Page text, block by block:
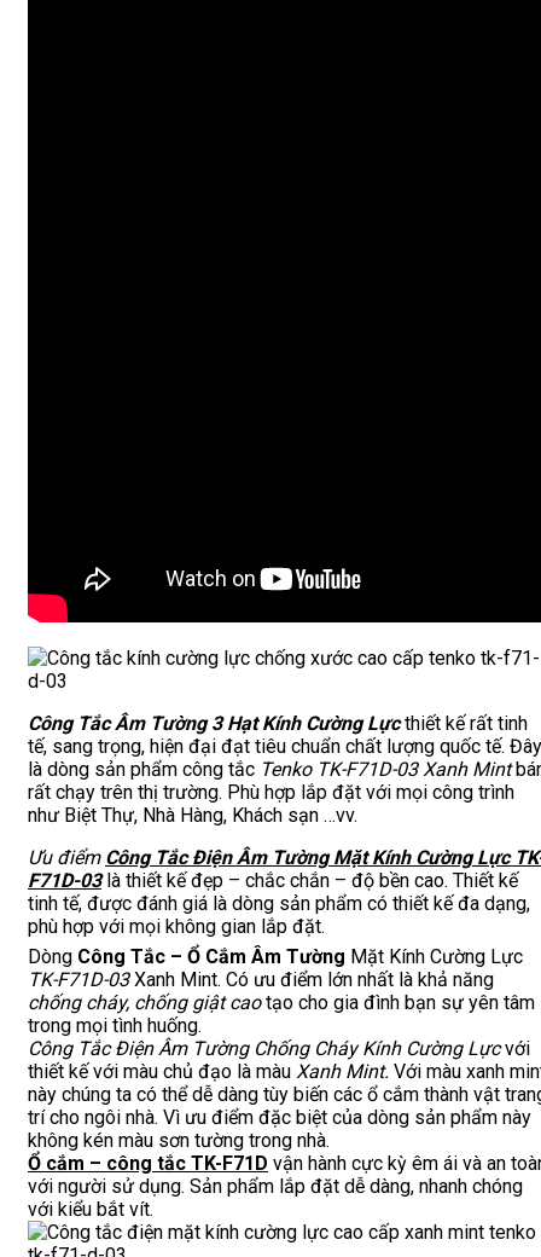
Công Tắc Âm Tường 3 Hạt Kính Cường Lựcthiết kế rất tinh
tế, sang trọng, hiện đại đạt tiêu chuẩn chất lượng quốc tế. Đây
là dòng sản phẩm công tắc Tenko TK-F71D-03 Xanh Mint
rất chạy trên thị trường. Phù hợp lắp đặt với mọi công trình
như Biệt Thự, Nhà Hàng, Khách sạn …vv.
Ưu điểm Công Tắc Điện Âm Tường Mặt Kính Cường Lực
F71D-03là thiết kế đẹp – chắc chắn – độ bền cao. Thiết kế
tinh tế, được đánh giá là dòng sản phẩm có thiết kế đa dạng,
phù hợp với mọi không gian lắp đặt.
Dòng Công Tắc – Ổ Cắm Âm Tường Mặt Kính Cường Lực
TK-F71D-03Xanh Mint. Có ưu điểm lớn nhất là khả năng
chống cháy, chống giật caotạo cho gia đình bạn sự yên tâm
trong mọi tình huống.
Công Tắc Điện Âm Tường Chống Cháy Kính Cường Lựcvới
thiết kế với màu chủ đạo là màu Xanh Mint. Với màu xanh
này chúng ta có thể dễ dàng tùy biến các ổ cắm thành vật
trí cho ngôi nhà. Vì ưu điểm đặc biệt của dòng sản phẩm này
không kén màu sơn tường trong nhà.
Ổ cắm – công tắc TK-F71D vận hành cực kỳ êm ái và an
với người sử dụng. Sản phẩm lắp đặt dễ dàng, nhanh chóng
với kiểu bắt vít.